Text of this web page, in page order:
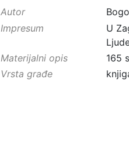
Autor
Impresum
U
Materijalni opis
165
Vrsta građe